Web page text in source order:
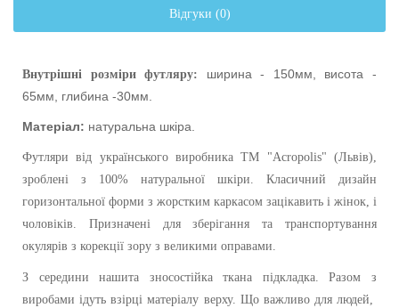
Відгуки (0)
Внутрішні розміри футляру: ширина - 150мм, висота -
65мм, глибина -30мм.
Матеріал: натуральна шкіра.
Футляри від українського виробника ТМ "Acropolis" (Львів),
зроблені з 100% натуральної шкіри. Класичний дизайн
горизонтальної форми з жорстким каркасом зацікавить і жінок, і
чоловіків. Призначені для зберігання та транспортування
окулярів з корекції зору з великими оправами.
З середини нашита зносостійка ткана підкладка. Разом з
виробами ідуть взірці матеріалу верху. Що важливо для людей,